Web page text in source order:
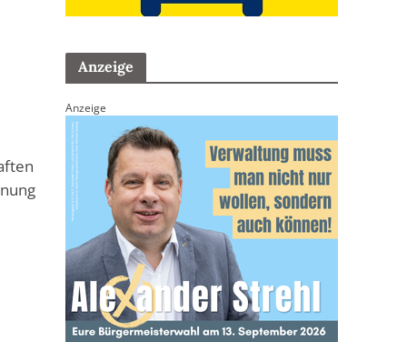
Anzeige
Anzeige